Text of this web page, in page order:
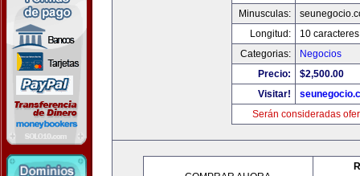
Minusculas:
Longitud:
10 caracteres
Categorias:
Negocios
Precio:
$2,500.00
Visitar!
Serán consideradas